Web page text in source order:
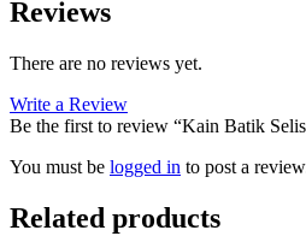
Reviews
There are no reviews yet.
Write a Review
Be the first to review “Kain Batik
You must be logged in to post a
Related products